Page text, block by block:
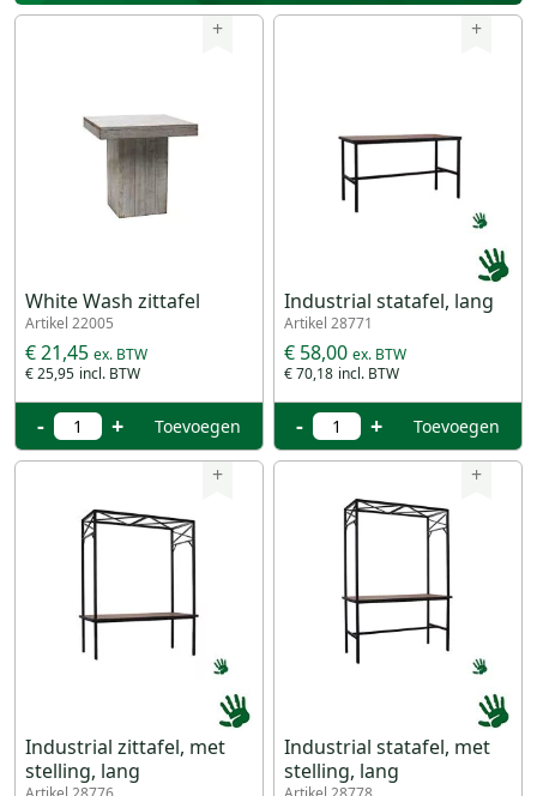
+
White Wash zittafel
Artikel 22005
€ 25,95
€ 21,45
- + Toevoegen
+
Industrial statafel, lang
Artikel 28771
€ 70,18
€ 58,00
- + Toevoegen
+
Industrial zittafel, met
stelling, lang
+
Industrial statafel, met
stelling, lang